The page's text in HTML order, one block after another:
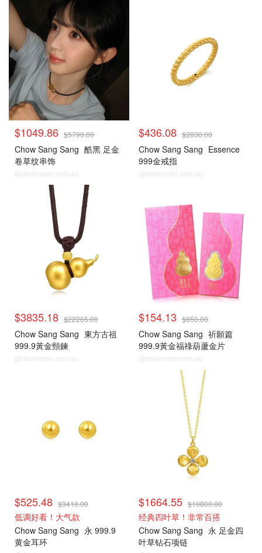
$1049.86 $5790.00
Chow Sang Sang 酷黑 足金
卷草纹串饰
@dealmoon.com.au
$436.08 $2830.00
Chow Sang Sang Essence
999金戒指
@dealmoon.com.au
$3835.18 $22265.00
Chow Sang Sang 東方古祖
999.9黃金頸鍊
@dealmoon.com.au
$154.13 $850.00
Chow Sang Sang 祈願篇
999.9黃金福祿葫蘆金片
@dealmoon.com.au
$525.48 $3410.00
低调好看！大气款
Chow Sang Sang 永 999.9
黄金耳环
$1664.55 $10800.00
经典四叶草！非常百搭
Chow Sang Sang 永 足金四
叶草钻石项链